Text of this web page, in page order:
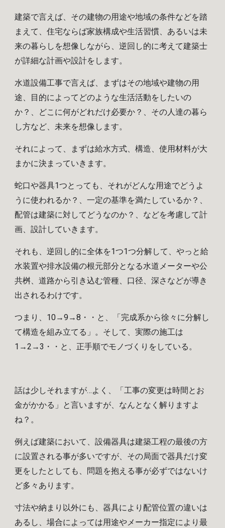
建築で言えば、その建物の用途や地域の条件などを踏
まえて、住宅ならば家族構成や生活習慣、あるいは未
来の暮らしを想像しながら、逆回し的に考えて建築士
が詳細な計画や設計をします。
水道設備工事で言えば、まずはその地域や建物の用
途、目的によってどのような生活活動をしたいの
か？、どこに何がどれだけ必要か？、その人達の暮ら
し方など、未来を想像します。
それによって、まずは給水方式、構造、使用材料が大
まかに決まっていきます。
蛇口や器具1つとっても、それがどんな用途でどうよ
うに使われるか？、一定の基準を満たしているか？、
配管は建築に対してどうなのか？、などを考慮して計
画、設計していきます。
それも、逆回し的に全体を1つ1つ分解して、やっと給
水装置や排水設備の根元部分となる水道メーターや公
共桝、道路から引き込む管種、口径、深さなどが導き
出されるわけです。
つまり、10→9→8・・と、「完成系から徐々に分解し
て構造を組み立てる 」 。そして 、実際の施工は
1→2→3・・と、正手順でモノづくりをしている。
話は少しそれますが…よく、「工事の変更は時間とお
金がかかる」と言いますが、なんとなく解りますよ
ね？。
例えば建築において、設備器具は建築工程の最後の方
に設置される事が多いですが、その局面で器具だけ変
更をしたとしても、問題を抱える事が必ずではないけ
ど多々あります。
寸法や納まり以外にも、器具により配管位置の違いは
あるし、場合によっては用途やメーカー指定により最